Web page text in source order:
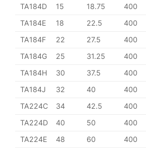
TA184D
15 18.75 400
TA184E
18 22.5 400
TA184F
22 27.5 400
TA184G
25 31.25 400
TA184H
30 37.5 400
TA184J
32 40 400
TA224C
34 42.5 400
TA224D
40 50 400
TA224E
48 60 400